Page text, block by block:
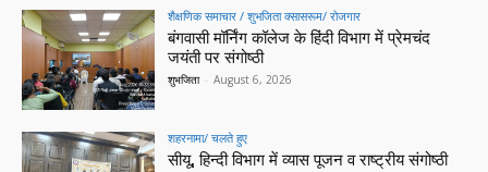
शैक्षणिक समाचार / शुभजिता क्सासरूम/ रोजगार
बंगवासी मॉर्निंग कॉलेज के हिंदी विभाग में प्रेमचंद
जयंती पर संगोष्ठी
शुभजिता - August 6, 2026
शहरनामा/ चलते हुए
सीयू, हिन्दी विभाग में व्यास पूजन व राष्ट्रीय संगोष्ठी